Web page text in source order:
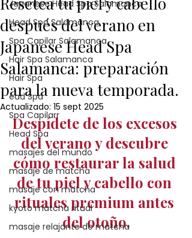
Japanese Head Spa Salamanca
Head Spa Salamanca
Spa Capilar Salamanca
Hair Spa Salamanca
Hair Spa
ead Spa
Spa Capilarr
Head Spa
masajes del mundo
masaje de matcha
masaje con matcha
kyoto matcha ritual
masaje relajante de matcha
después del verano en
Japanese Head Spa
Salamanca: preparación
para la nueva temporada.
Actualizado: 15 sept 2025
Despídete de los excesos
del verano y descubre
cómo restaurar la salud
de tu piel y cabello con
rituales premium antes
del otoño.